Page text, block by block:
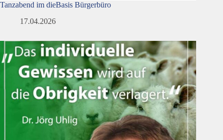
Tanzabend im dieBasis Bürgerbüro
17.04.2026